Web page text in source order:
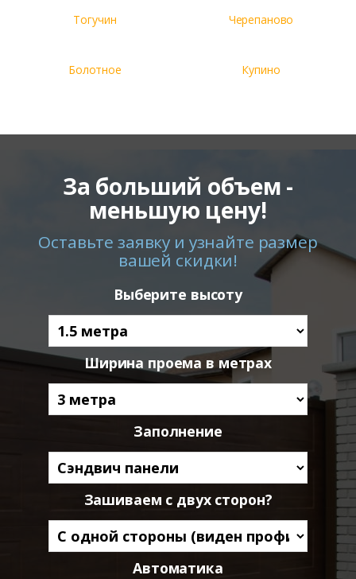
Тогучин Черепаново
Болотное Купино
За больший объем -
меньшую цену!
Оставьте заявку и узнайте размер
вашей скидки!
Выберите высоту
Ширина проема в метрах
Заполнение
Зашиваем с двух сторон?
Автоматика